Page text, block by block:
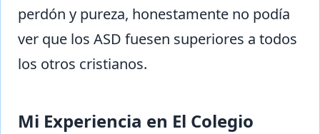
perdón y pureza, honestamente no podía
ver que los ASD fuesen superiores a todos
los otros cristianos.
Mi Experiencia en El Colegio